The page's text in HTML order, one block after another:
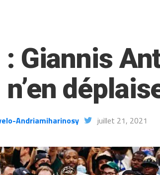
Giannis
Andriamiharinosy juillet 21, 2021